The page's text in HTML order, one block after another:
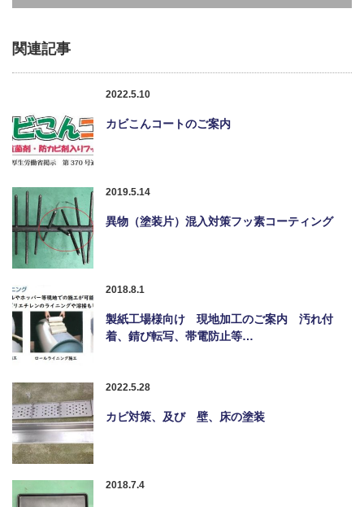
関連記事
2022.5.10
カビこんコートのご案内
2019.5.14
異物（塗装片）混入対策フッ素コーティング
2018.8.1
製紙工場様向け 現地加工のご案内 汚れ付
着、錆び転写、帯電防止等…
2022.5.28
カビ対策、及び 壁、床の塗装
2018.7.4